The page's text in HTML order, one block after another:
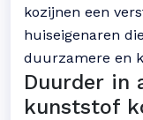
kozijnen een
huiseigenaren
duurzamere en
Duurder in
kunststof